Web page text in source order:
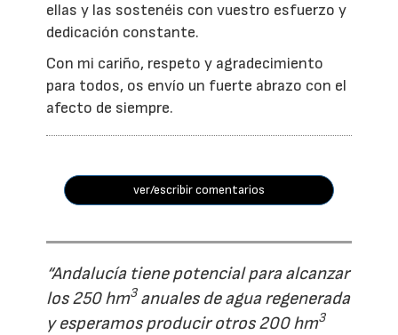
ellas y las sostenéis con vuestro esfuerzo y
dedicación constante.
Con mi cariño, respeto y agradecimiento
para todos, os envío un fuerte abrazo con el
afecto de siempre.
ver/escribir comentarios
“Andalucía tiene potencial para alcanzar
los 250 hm3anuales de agua regenerada
y esperamos producir otros 200 hm3